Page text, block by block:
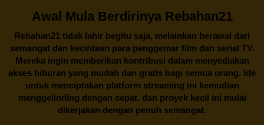
Awal Mula Berdirinya Rebahan21
Rebahan21 tidak lahir begitu saja, melainkan berawal dari
semangat dan kecintaan para penggemar film dan serial TV.
Mereka ingin memberikan kontribusi dalam menyediakan
akses hiburan yang mudah dan gratis bagi semua orang. Ide
untuk menciptakan platform streaming ini kemudian
menggelinding dengan cepat, dan proyek kecil ini mulai
dikerjakan dengan penuh semangat.